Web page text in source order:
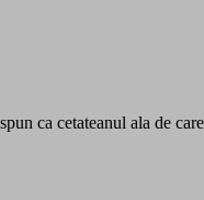
ca cetateanul ala de